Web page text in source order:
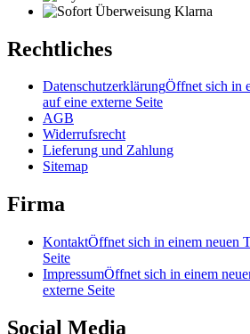
Rechtliches
DatenschutzerklärungÖffnet sich in
auf eine externe Seite
AGB
Widerrufsrecht
Lieferung und Zahlung
Sitemap
Firma
KontaktÖffnet sich in einem neuen
Seite
ImpressumÖffnet sich in einem
externe Seite
Social Media